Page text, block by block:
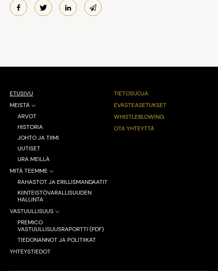
ETUSIVU
MEISTÄ
ARVOT
HISTORIA
JOHTO JA TIIMI
UUTISET
URA MEILLÄ
MITÄ TEEMME
RAHASTOT JA ERILLISMANDAATIT
KIINTEISTÖVARALLISUUDEN
HALLINTA
VASTUULLISUUS
PREMICO
VASTUULLISUUSRAPORTTI (PDF)
TIEDONANNOT JA POLITIIKAT
YHTEYSTIEDOT
TIETOSUOJA
EVÄSTEASETUKSET
WHISTLEBLOWING
OTA YHTEYTTÄ